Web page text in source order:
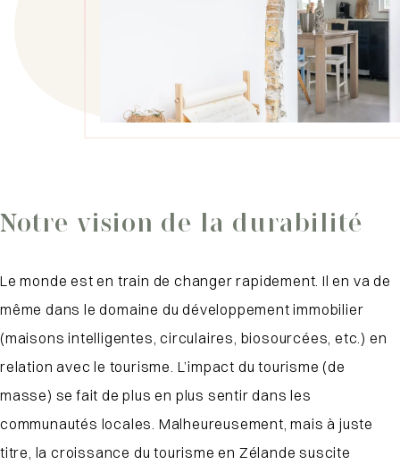
Notre vision de la durabilité
Le monde est en train de changer rapidement. Il en va de
même dans le domaine du développement immobilier
(maisons intelligentes, circulaires, biosourcées, etc.) en
relation avec le tourisme. L’impact du tourisme (de
masse) se fait de plus en plus sentir dans les
communautés locales. Malheureusement, mais à juste
titre, la croissance du tourisme en Zélande suscite